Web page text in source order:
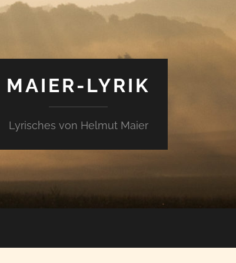
MAIER-LYRIK
Lyrisches von Helmut Maier